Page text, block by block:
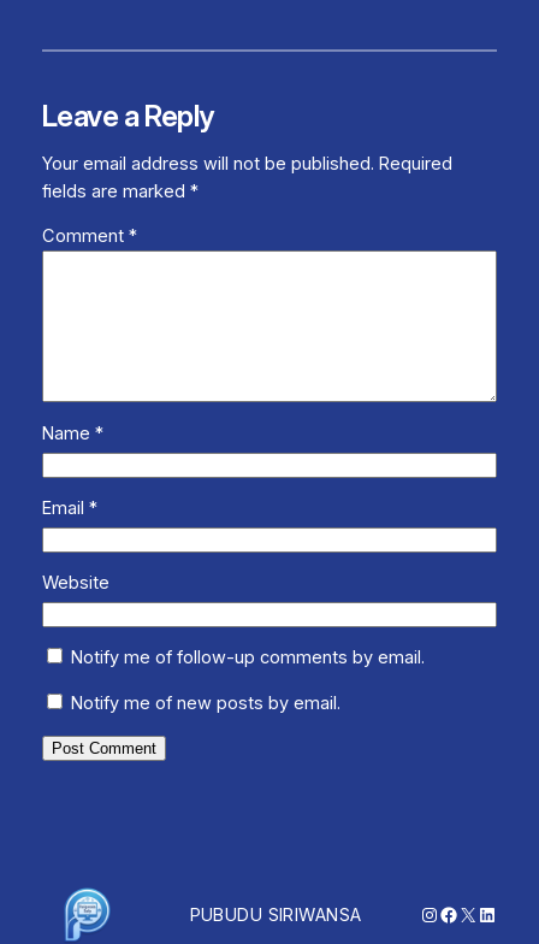
Leave a Reply
Your email address will not be published. Required
fields are marked *
Comment *
Name *
Email *
Website
Notify me of follow-up comments by email.
Notify me of new posts by email.
PUBUDU SIRIWANSA Instagram
Facebook
X